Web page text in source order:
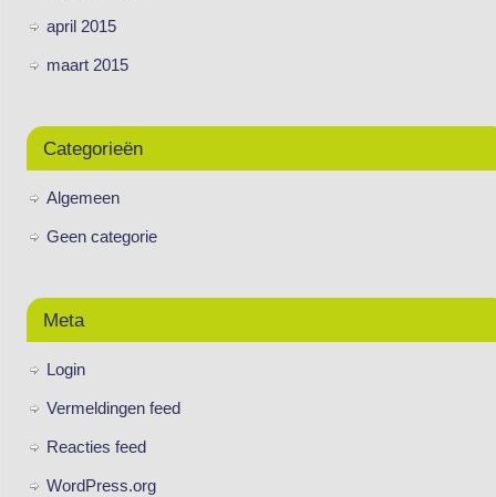
april 2015
maart 2015
Categorieën
Algemeen
Geen categorie
Meta
Login
Vermeldingen feed
Reacties feed
WordPress.org